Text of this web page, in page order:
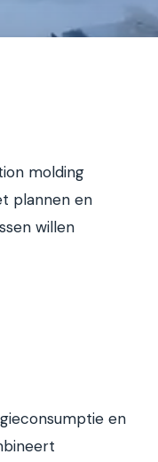
molding
plannen en
willen
en